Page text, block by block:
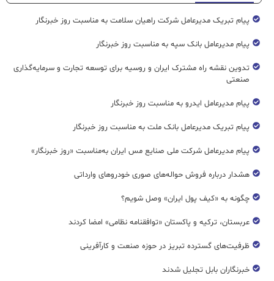
پیام تبریک مدیرعامل شرکت راهیان سلامت به مناسبت روز خبرنگار
پیام مدیرعامل بانک سپه به مناسبت روز خبرنگار
تدوین نقشه راه مشترک ایران و روسیه برای توسعه تجارت و سرمایه‌گذاری
صنعتی
پیام مدیرعامل ایدرو به مناسبت روز خبرنگار
پیام تبریک مدیرعامل بانک ملت به مناسبت روز خبرنگار
پیام مدیرعامل شرکت ملی صنایع مس ایران به‌مناسبت «روز خبرنگار»
هشدار درباره فروش حواله‌های صوری خودروهای وارداتی
چگونه به «کیف پول ایران» وصل شویم؟
عربستان، ترکیه و پاکستان «توافقنامه نظامی» امضا کردند
ظرفیت‌های گسترده‌ تبریز در حوزه صنعت و کارآفرینی
خبرنگاران بابل تجلیل شدند